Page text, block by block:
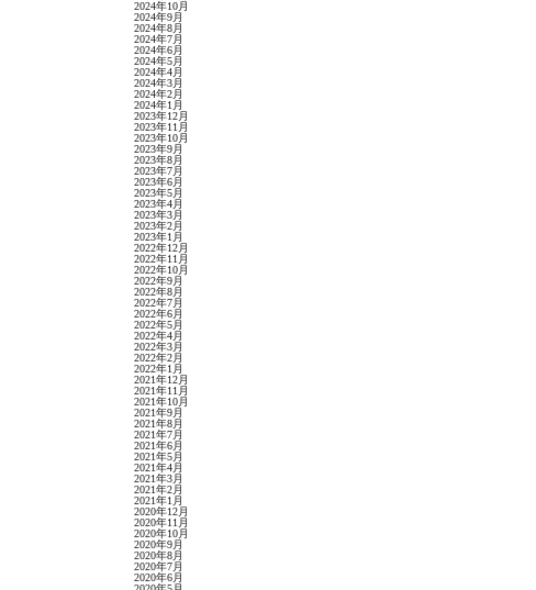
2024年10月
2024年9月
2024年8月
2024年7月
2024年6月
2024年5月
2024年4月
2024年3月
2024年2月
2024年1月
2023年12月
2023年11月
2023年10月
2023年9月
2023年8月
2023年7月
2023年6月
2023年5月
2023年4月
2023年3月
2023年2月
2023年1月
2022年12月
2022年11月
2022年10月
2022年9月
2022年8月
2022年7月
2022年6月
2022年5月
2022年4月
2022年3月
2022年2月
2022年1月
2021年12月
2021年11月
2021年10月
2021年9月
2021年8月
2021年7月
2021年6月
2021年5月
2021年4月
2021年3月
2021年2月
2021年1月
2020年12月
2020年11月
2020年10月
2020年9月
2020年8月
2020年7月
2020年6月